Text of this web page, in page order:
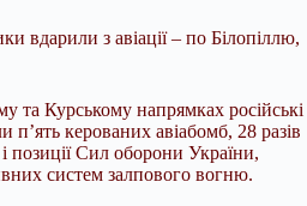
вдарили з авіації – по Білопіллю,
та Курському напрямках російські
п’ять керованих авіабомб, 28 разів
позиції Сил оборони України,
систем залпового вогню.